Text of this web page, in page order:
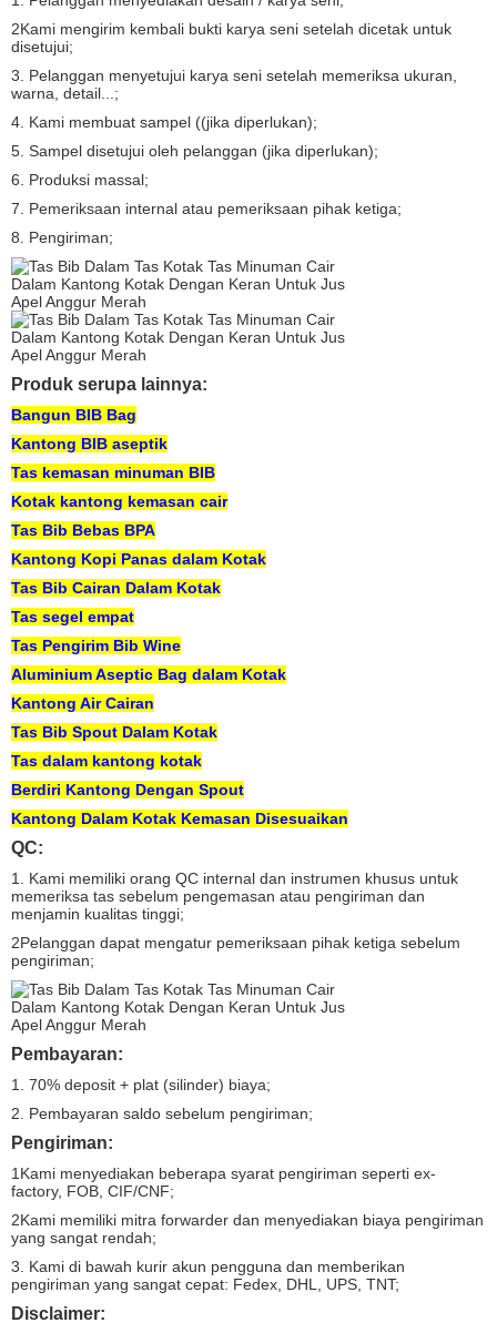
2Kami mengirim kembali bukti karya seni setelah dicetak untuk
disetujui;
3. Pelanggan menyetujui karya seni setelah memeriksa ukuran,
warna, detail...;
4. Kami membuat sampel ((jika diperlukan);
5. Sampel disetujui oleh pelanggan (jika diperlukan);
6. Produksi massal;
7. Pemeriksaan internal atau pemeriksaan pihak ketiga;
8. Pengiriman;
Produk serupa lainnya:
Bangun BIB Bag
Kantong BIB aseptik
Tas kemasan minuman BIB
Kotak kantong kemasan cair
Tas Bib Bebas BPA
Kantong Kopi Panas dalam Kotak
Tas Bib Cairan Dalam Kotak
Tas segel empat
Tas Pengirim Bib Wine
Aluminium Aseptic Bag dalam Kotak
Kantong Air Cairan
Tas Bib Spout Dalam Kotak
Tas dalam kantong kotak
Berdiri Kantong Dengan Spout
Kantong Dalam Kotak Kemasan Disesuaikan
QC:
1. Kami memiliki orang QC internal dan instrumen khusus untuk
memeriksa tas sebelum pengemasan atau pengiriman dan
menjamin kualitas tinggi;
2Pelanggan dapat mengatur pemeriksaan pihak ketiga sebelum
pengiriman;
Pembayaran:
1. 70% deposit + plat (silinder) biaya;
2. Pembayaran saldo sebelum pengiriman;
Pengiriman:
1Kami menyediakan beberapa syarat pengiriman seperti ex-
factory, FOB, CIF/CNF;
2Kami memiliki mitra forwarder dan menyediakan biaya pengiriman
yang sangat rendah;
3. Kami di bawah kurir akun pengguna dan memberikan
pengiriman yang sangat cepat: Fedex, DHL, UPS, TNT;
Disclaimer: